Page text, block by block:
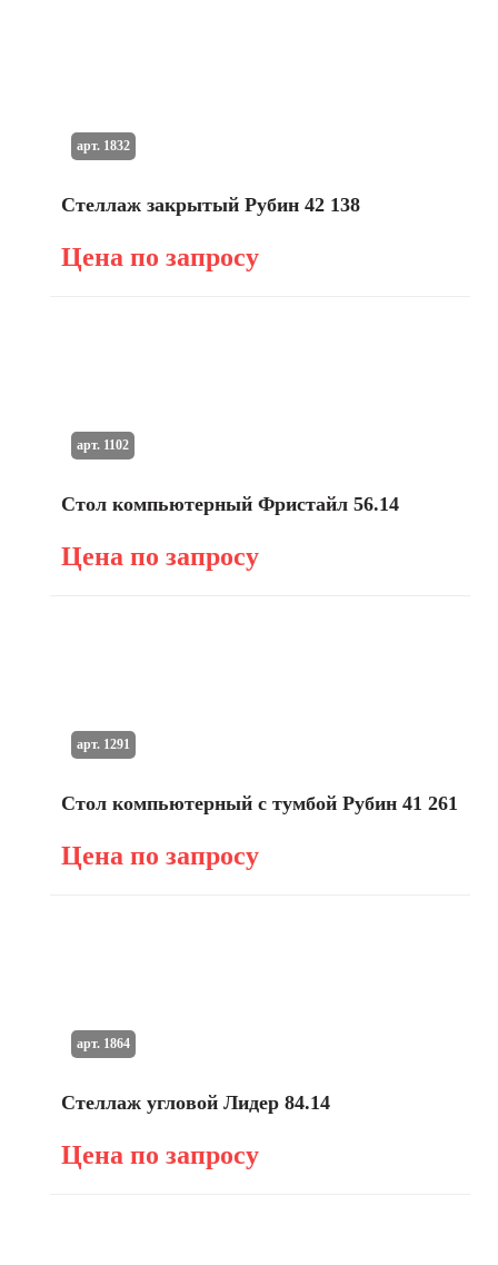
Стеллаж закрытый Рубин 42 138
Цена по запросу
арт. 1832
Стол компьютерный Фристайл 56.14
Цена по запросу
арт. 1102
Стол компьютерный с тумбой Рубин 41 261
Цена по запросу
арт. 1291
Стеллаж угловой Лидер 84.14
Цена по запросу
арт. 1864